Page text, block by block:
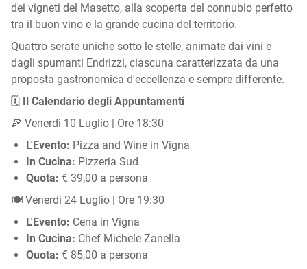
dei vigneti del Masetto, alla scoperta del connubio perfetto
tra il buon vino e la grande cucina del territorio.
Quattro serate uniche sotto le stelle, animate dai vini e
dagli spumanti Endrizzi, ciascuna caratterizzata da una
proposta gastronomica d'eccellenza e sempre differente.
🗓️ Il Calendario degli Appuntamenti
🍕 Venerdì 10 Luglio | Ore 18:30
L'Evento: Pizza and Wine in Vigna
In Cucina: Pizzeria Sud
Quota: € 39,00 a persona
🍽️ Venerdì 24 Luglio | Ore 19:30
L'Evento: Cena in Vigna
In Cucina: Chef Michele Zanella
Quota: € 85,00 a persona